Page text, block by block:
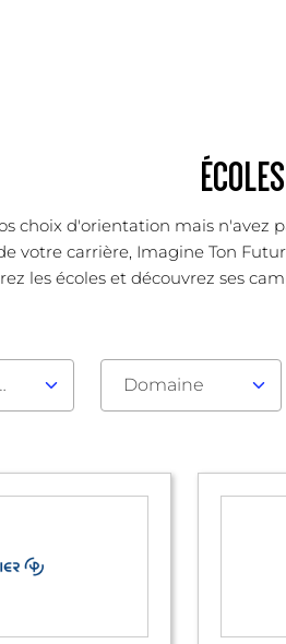
ÉCOLES
choix d'orientation mais
votre carrière, Imagine Ton
les écoles et découvrez ses
Domaine